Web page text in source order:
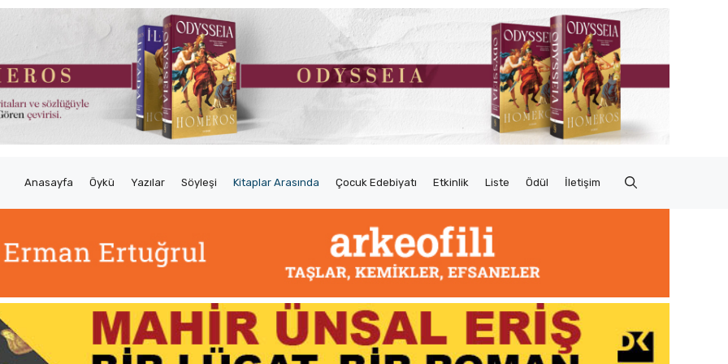
Anasayfa Öykü Yazılar Söyleşi Kitaplar Arasında Çocuk Edebiyatı Etkinlik Liste Ödül İletişim